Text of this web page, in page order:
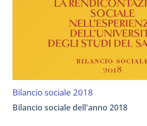
Bilancio sociale 2018
Bilancio sociale dell'anno 2018